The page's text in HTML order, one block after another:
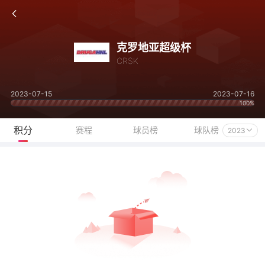
克罗地亚超级杯
CRSK
2023-07-15 2023-07-16
100%
积分 赛程 球员榜 球队榜 2023